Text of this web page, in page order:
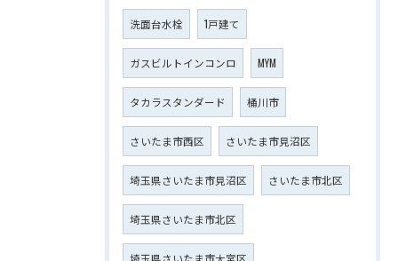
洗面台水栓 1戸建て
ガスビルトインコンロ MYM
タカラスタンダード 桶川市
さいたま市西区 さいたま市見沼区
埼玉県さいたま市見沼区 さいたま市北区
埼玉県さいたま市北区
埼玉県さいたま市大宮区